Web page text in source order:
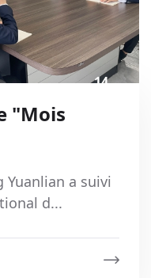
14
"Mois
Yuanlian a suivi
d...